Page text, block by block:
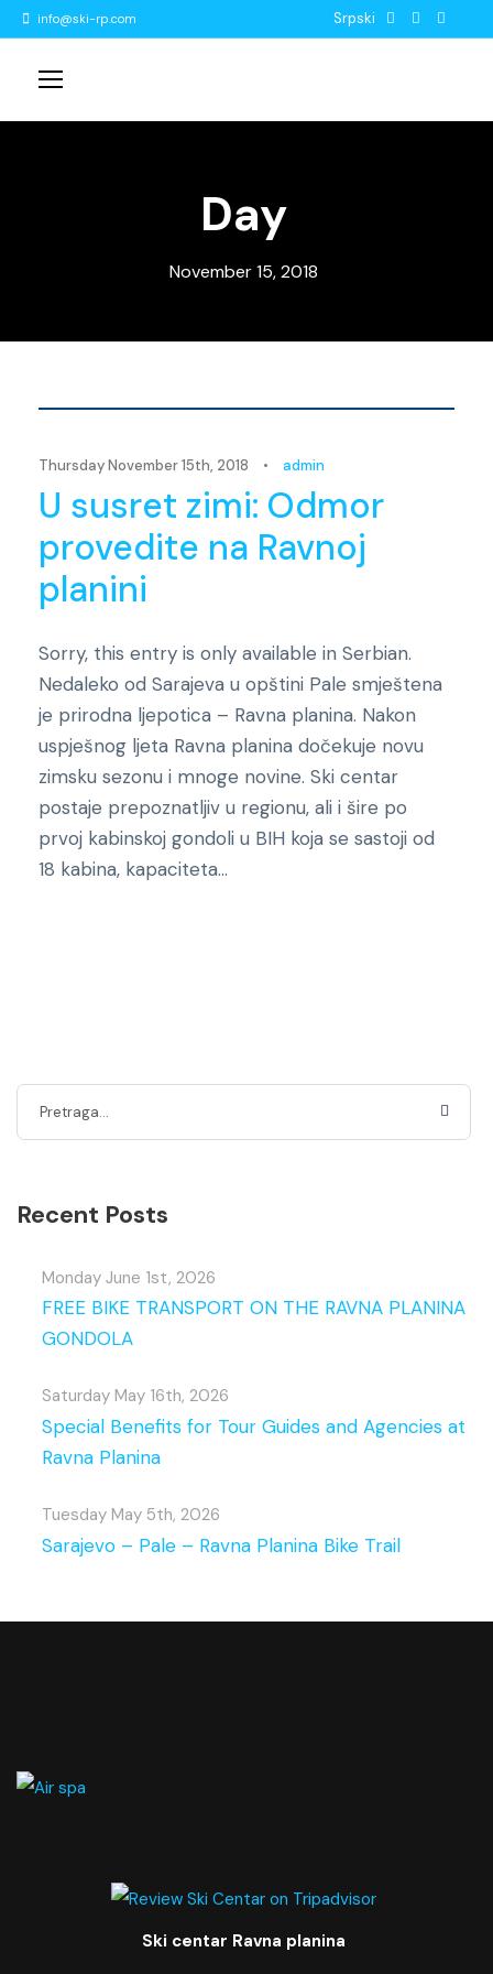
info@ski-rp.com Srpski
Day
November 15, 2018
Thursday November 15th, 2018 • admin
U susret zimi: Odmor
provedite na Ravnoj
planini
Sorry, this entry is only available in Serbian.
Nedaleko od Sarajeva u opštini Pale smještena
je prirodna ljepotica – Ravna planina. Nakon
uspješnog ljeta Ravna planina dočekuje novu
zimsku sezonu i mnoge novine. Ski centar
postaje prepoznatljiv u regionu, ali i šire po
prvoj kabinskoj gondoli u BIH koja se sastoji od
18 kabina, kapaciteta...
Recent Posts
Monday June 1st, 2026
FREE BIKE TRANSPORT ON THE RAVNA PLANINA
GONDOLA
Saturday May 16th, 2026
Special Benefits for Tour Guides and Agencies at
Ravna Planina
Tuesday May 5th, 2026
Sarajevo – Pale – Ravna Planina Bike Trail
Ski centar Ravna planina